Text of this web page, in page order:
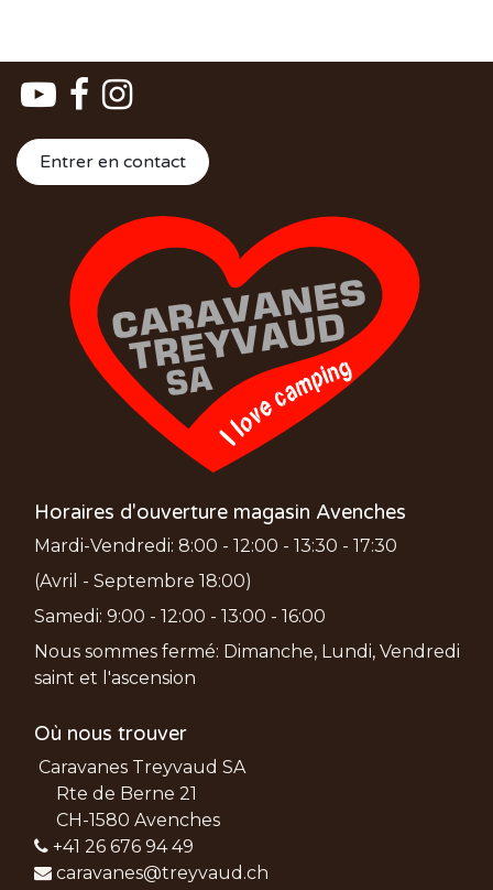
Entrer en contact
Horaires d'ouverture magasin Avenches
Mardi-Vendredi: 8:00 - 12:00 - 13:30 - 17:30
(Avril - Septembre 18:00)
Samedi: 9:00 - 12:00 - 13:00 - 16:00
Nous sommes fermé: Dimanche, Lundi, Vendredi
saint et l'ascension
Où nous trouver
Caravanes Treyvaud SA
Rte de Berne 21
CH-1580 Avenches
+41 26 676 94 49
caravanes@treyvaud.ch